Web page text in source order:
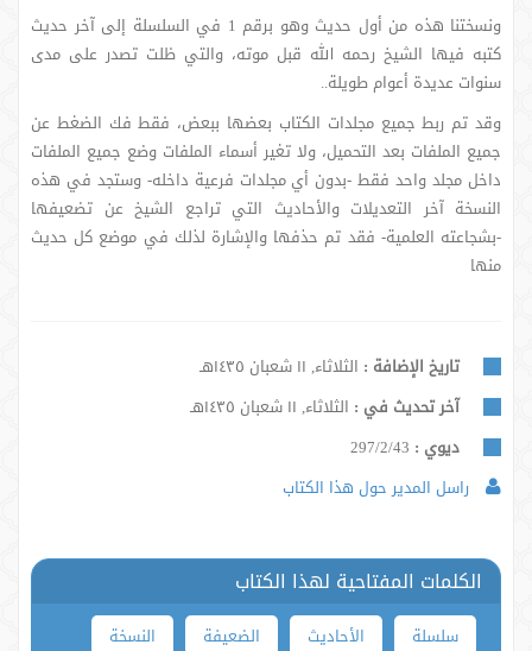
ونسختنا هذه من أول حديث وهو برقم 1 في السلسلة إلى آخر حديث
كتبه فيها الشيخ رحمه الله قبل موته، والتي ظلت تصدر على مدى
سنوات عديدة أعوام طويلة..
وقد تم ربط جميع مجلدات الكتاب بعضها ببعض، فقط فك الضغط عن
جميع الملفات بعد التحميل، ولا تغير أسماء الملفات وضع جميع الملفات
داخل مجلد واحد فقط -بدون أي مجلدات فرعية داخله- وستجد في هذه
النسخة آخر التعديلات والأحاديث التي تراجع الشيخ عن تضعيفها
-بشجاعته العلمية- فقد تم حذفها والإشارة لذلك في موضع كل حديث
منها
تاريخ الإضافة : الثلاثاء, ١١ شعبان ١٤٣٥هـ
آخر تحديث في : الثلاثاء, ١١ شعبان ١٤٣٥هـ
ديوي : 297/2/43
راسل المدير حول هذا الكتاب
الكلمات المفتاحية لهذا الكتاب
سلسلة الأحاديث الضعيفة
النسخة